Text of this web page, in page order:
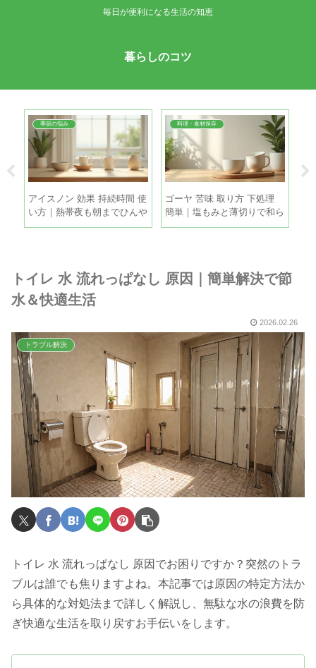
毎日が便利になる生活の知恵
暮らしのコツ
季節の悩み
アイスノン 効果 持続時間 使
い方｜熱帯夜も朝までひんや
り眠るコツ
料理・食材保存
ゴーヤ 苦味 取り方 下処理
簡単｜塩もみと薄切りで和ら
げる手順
トイレ 水 流れっぱなし 原因｜簡単解決で節
水＆快適生活
2026.02.26
トラブル解決
トイレ 水 流れっぱなし 原因でお困りですか？突然のトラ
ブルは誰でも焦りますよね。本記事では原因の特定方法か
ら具体的な対処法まで詳しく解説し、無駄な水の浪費を防
ぎ快適な生活を取り戻すお手伝いをします。